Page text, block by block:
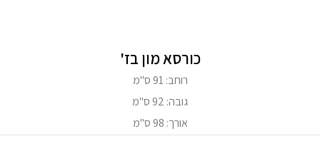
כורסא מון בז'
רוחב: 91 ס"מ
גובה: 92 ס"מ
אורך: 98 ס"מ